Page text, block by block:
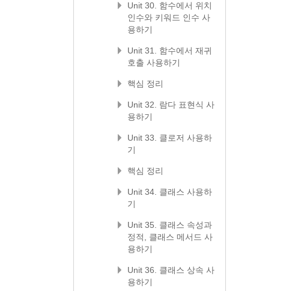
Unit 30. 함수에서 위치
인수와 키워드 인수 사
용하기
Unit 31. 함수에서 재귀
호출 사용하기
핵심 정리
Unit 32. 람다 표현식 사
용하기
Unit 33. 클로저 사용하
기
핵심 정리
Unit 34. 클래스 사용하
기
Unit 35. 클래스 속성과
정적, 클래스 메서드 사
용하기
Unit 36. 클래스 상속 사
용하기